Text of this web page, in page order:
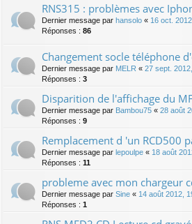
RNS315 : problèmes avec
Dernier message par hansolo « 16 oct.
Réponses : 86
Changement socle téléphone
Dernier message par MELR « 27 sept.
Réponses : 3
Disparition de l'affichage du
Dernier message par Bambou75 « 28 août
Réponses : 9
Remplacement d 'un RCD500
Dernier message par lepoulpe « 18 août
Réponses : 11
probleme avec mon chargeur
Dernier message par Sine « 14 août 2012,
Réponses : 1